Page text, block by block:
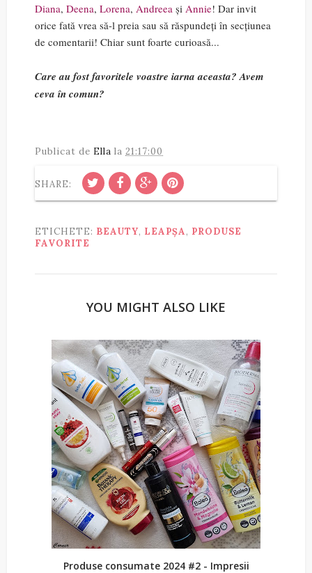
Diana, Deena, Lorena, Andreea și Annie! Dar invit
orice fată vrea să-l preia sau să răspundeți în secțiunea
de comentarii! Chiar sunt foarte curioasă...
Care au fost favoritele voastre iarna aceasta? Avem
ceva în comun?
Publicat de Ella la 21:17:00
SHARE:
ETICHETE: BEAUTY, LEAPȘA, PRODUSE
FAVORITE
YOU MIGHT ALSO LIKE
Produse consumate 2024 #2 - Impresii